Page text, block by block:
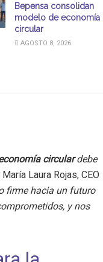
Bepensa consolidan
modelo de economía
circular
AGOSTO 8, 2026
circulardebe
Laura Rojas, CEO
firme hacia un futuro
y nos